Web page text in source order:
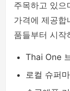
주목하고 있으
가격에 제공합
품들부터 시작
Thai One
로컬 슈퍼